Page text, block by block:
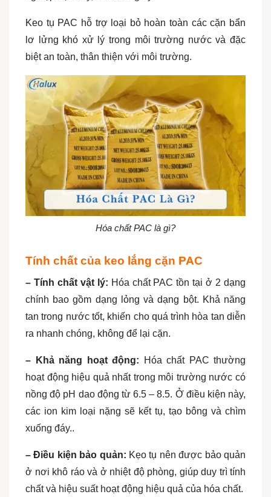
Keo tụ PAC hỗ trợ loại bỏ hoàn toàn các cặn bẩn
lơ lửng khó xử lý trong môi trường nước và đặc
biệt an toàn, thân thiện với môi trường.
Hóa chất PAC là gì?
Tính chất của keo lắng cặn PAC
– Tính chất vật lý: Hóa chất PAC tồn tại ở 2 dạng
chính bao gồm dạng lỏng và dạng bột. Khả năng
tan trong nước tốt, khiến cho quá trình hòa tan diễn
ra nhanh chóng, không để lại cặn.
– Khả năng hoạt động: Hóa chất PAC thường
hoạt động hiệu quả nhất trong môi trường nước có
nồng độ pH dao động từ 6.5 – 8.5. Ở điều kiện này,
các ion kim loại nặng sẽ kết tụ, tạo bông và chìm
xuống đáy..
– Điều kiện bảo quản: Kẹo tụ nên được bảo quản
ở nơi khô ráo và ở nhiệt độ phòng, giúp duy trì tính
chất và hiệu suất hoạt động hiệu quả của hóa chất.